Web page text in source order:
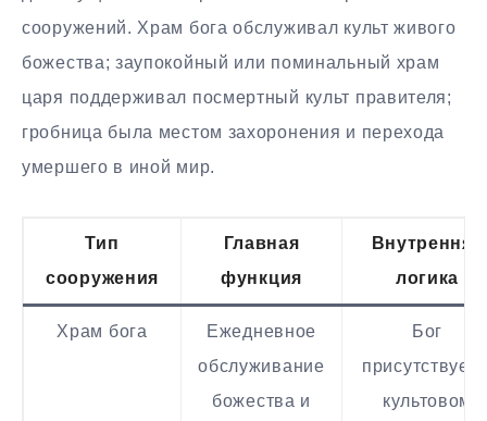
сооружений. Храм бога обслуживал культ живого
божества; заупокойный или поминальный храм
царя поддерживал посмертный культ правителя;
гробница была местом захоронения и перехода
умершего в иной мир.
Тип
сооружения
Главная
функция
Внутренняя
логика
Храм бога
Ежедневное
обслуживание
божества и
Бог
присутствует
культовом